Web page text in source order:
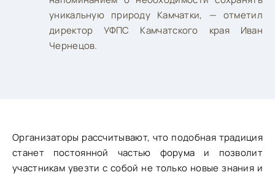
уникальную природу Камчатки, — отметил
директор УФПС Камчатского края Иван
Чернецов.
Организаторы рассчитывают, что подобная традиция
станет постоянной частью форума и позволит
участникам увезти с собой не только новые знания и